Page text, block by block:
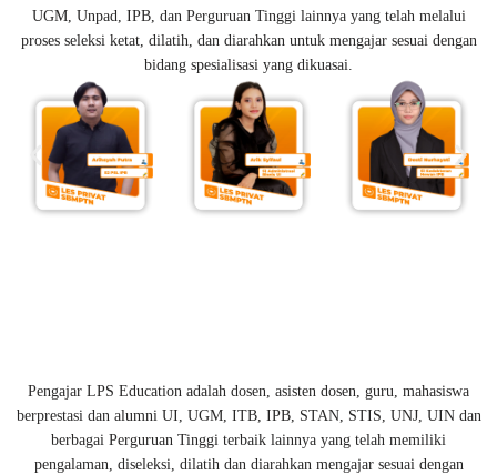
UGM, Unpad, IPB, dan Perguruan Tinggi lainnya yang telah melalui
proses seleksi ketat, dilatih, dan diarahkan untuk mengajar sesuai dengan
bidang spesialisasi yang dikuasai.
Pengajar LPS Education adalah dosen, asisten dosen, guru, mahasiswa
berprestasi dan alumni UI, UGM, ITB, IPB, STAN, STIS, UNJ, UIN dan
berbagai Perguruan Tinggi terbaik lainnya yang telah memiliki
pengalaman, diseleksi, dilatih dan diarahkan mengajar sesuai dengan